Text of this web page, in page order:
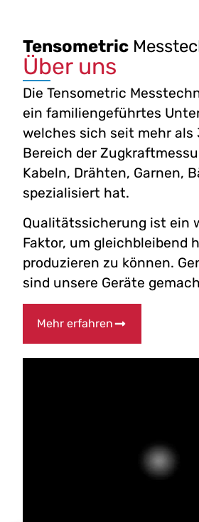
Tensometric
Über uns
Die Tensometric
ein familiengeführtes
welches sich seit mehr als
Bereich der
Kabeln, Drähten, Garnen,
spezialisiert hat.
Qualitätssicherung ist ein
Faktor, um gleichbleibend
produzieren zu können.
sind unsere Geräte
Mehr erfahren